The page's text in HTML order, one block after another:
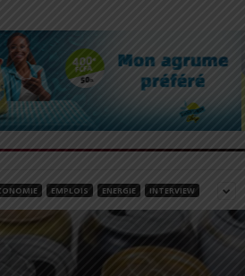
EMPLOIS ENERGIE INTERVIEW